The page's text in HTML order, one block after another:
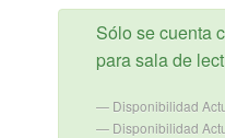
Sólo se cuenta
para sala de
Disponibilidad
Disponibilidad